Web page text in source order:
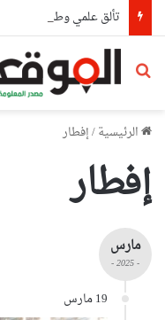
بحث عن
الرئيسية/إفطار
إفطار
مارس
- 2025 -
19 مارس